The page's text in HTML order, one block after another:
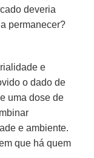
deveria
permanecer?
e
o dado de
uma dose de
e ambiente.
que há quem